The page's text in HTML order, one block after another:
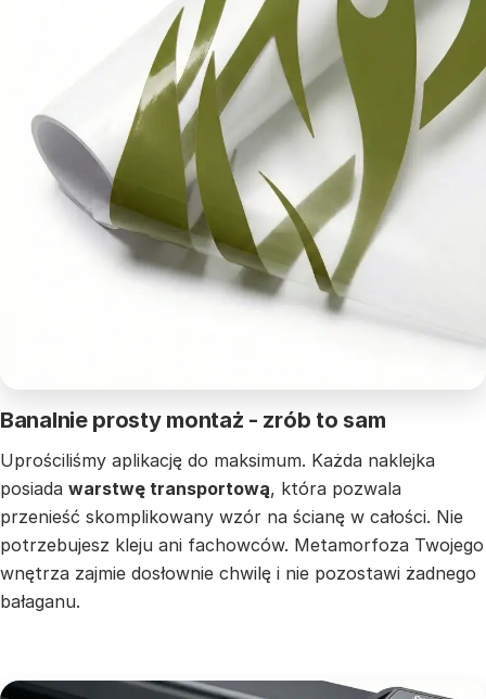
Banalnie prosty montaż - zrób to sam
Uprościliśmy aplikację do maksimum. Każda naklejka
posiada warstwę transportową, która pozwala
przenieść skomplikowany wzór na ścianę w całości. Nie
potrzebujesz kleju ani fachowców. Metamorfoza Twojego
wnętrza zajmie dosłownie chwilę i nie pozostawi żadnego
bałaganu.